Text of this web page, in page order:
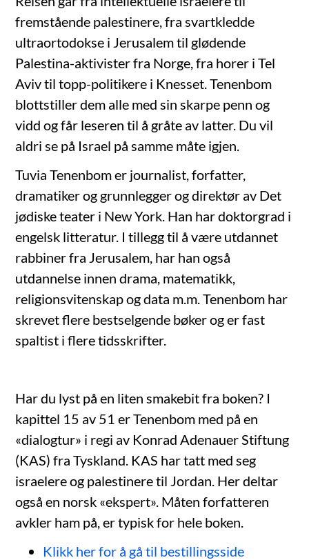
fremstående palestinere, fra svartkledde
ultraortodokse i Jerusalem til glødende
Palestina-aktivister fra Norge, fra horer i Tel
Aviv til topp-politikere i Knesset. Tenenbom
blottstiller dem alle med sin skarpe penn og
vidd og får leseren til å gråte av latter. Du vil
aldri se på Israel på samme måte igjen.
Tuvia Tenenbom er journalist, forfatter,
dramatiker og grunnlegger og direktør av Det
jødiske teater i New York. Han har doktorgrad i
engelsk litteratur. I tillegg til å være utdannet
rabbiner fra Jerusalem, har han også
utdannelse innen drama, matematikk,
religionsvitenskap og data m.m. Tenenbom har
skrevet flere bestselgende bøker og er fast
spaltist i flere tidsskrifter.
Har du lyst på en liten smakebit fra boken? I
kapittel 15 av 51 er Tenenbom med på en
«dialogtur» i regi av Konrad Adenauer Stiftung
(KAS) fra Tyskland. KAS har tatt med seg
israelere og palestinere til Jordan. Her deltar
også en norsk «ekspert». Måten forfatteren
avkler ham på, er typisk for hele boken.
Klikk her for å gå til bestillingsside